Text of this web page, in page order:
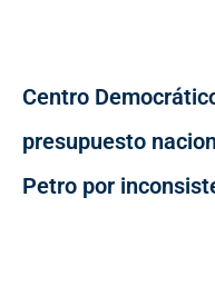
Centro
presupuesto
Petro por